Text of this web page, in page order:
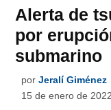
Alerta de
por
submarino
por Jeralí Giménez
15 de enero de 2022